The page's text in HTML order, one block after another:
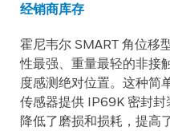
经销商库存
霍尼韦尔 SMART 角位移
性最强、重量最轻的非接
度感测绝对位置。这种简
传感器提供 IP69K 密封封
降低了磨损和损耗，提高